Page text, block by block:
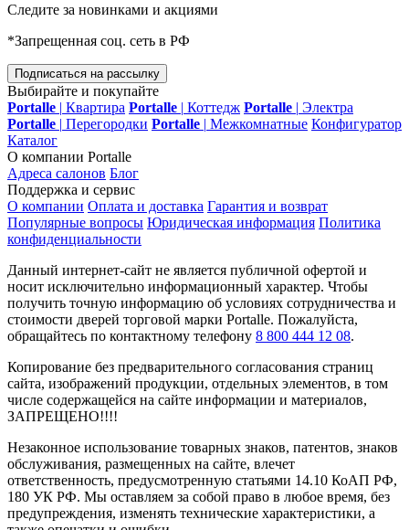
Следите за новинками и акциями
*Запрещенная соц. сеть в РФ
Подписаться на рассылку
Выбирайте и покупайте
Portalle | Квартира Portalle | Коттедж Portalle | Электра
Portalle | Перегородки Portalle | Межкомнатные Конфигуратор
Каталог
О компании Portalle
Адреса салонов Блог
Поддержка и сервис
О компании Оплата и доставка Гарантия и возврат
Популярные вопросы Юридическая информация Политика
конфиденциальности
Данный интернет-сайт не является публичной офертой и
носит исключительно информационный характер. Чтобы
получить точную информацию об условиях сотрудничества и
стоимости дверей торговой марки Portalle. Пожалуйста,
обращайтесь по контактному телефону 8 800 444 12 08.
Копирование без предварительного согласования страниц
сайта, изображений продукции, отдельных элементов, в том
числе содержащейся на сайте информации и материалов,
ЗАПРЕЩЕНО!!!!
Незаконное использование товарных знаков, патентов, знаков
обслуживания, размещенных на сайте, влечет
ответственность, предусмотренную статьями 14.10 КоАП РФ,
180 УК РФ. Мы оставляем за собой право в любое время, без
предупреждения, изменять технические характеристики, а